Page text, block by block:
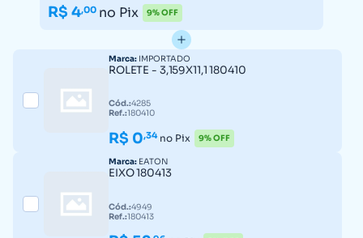
R$ 4,00 no Pix 9% OFF
Marca: IMPORTADO
ROLETE - 3,159X11,1 180410
Cód.:4285
Ref.:180410
R$ 0,34 no Pix 9% OFF
Marca: EATON
EIXO 180413
Cód.:4949
Ref.:180413